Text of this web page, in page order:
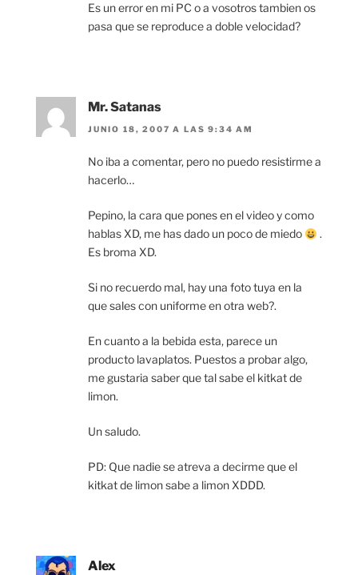
Es un error en mi PC o a vosotros tambien os
pasa que se reproduce a doble velocidad?
Mr. Satanas
JUNIO 18, 2007 A LAS 9:34 AM
No iba a comentar, pero no puedo resistirme a
hacerlo…
Pepino, la cara que pones en el video y como
hablas XD, me has dado un poco de miedo
.
Es broma XD.
Si no recuerdo mal, hay una foto tuya en la
que sales con uniforme en otra web?.
En cuanto a la bebida esta, parece un
producto lavaplatos. Puestos a probar algo,
me gustaria saber que tal sabe el kitkat de
limon.
Un saludo.
PD: Que nadie se atreva a decirme que el
kitkat de limon sabe a limon XDDD.
Alex